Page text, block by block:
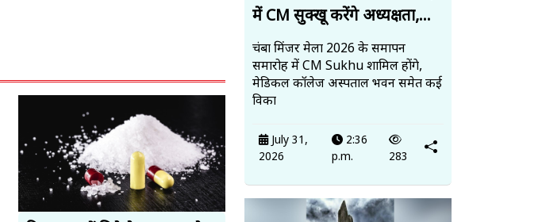
में CM सुक्खू करेंगे अध्यक्षता,...
चंबा मिंजर मेला 2026 के समापन
समारोह में CM Sukhu शामिल होंगे,
मेडिकल कॉलेज अस्पताल भवन समेत कई
विका
July 31,
2026
2:36
p.m.
283